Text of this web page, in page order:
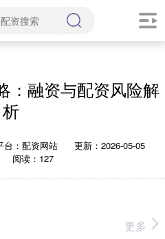
：融资与配资风险解
析
台：配资网站
更新：2026-05-05
阅读：127
更多